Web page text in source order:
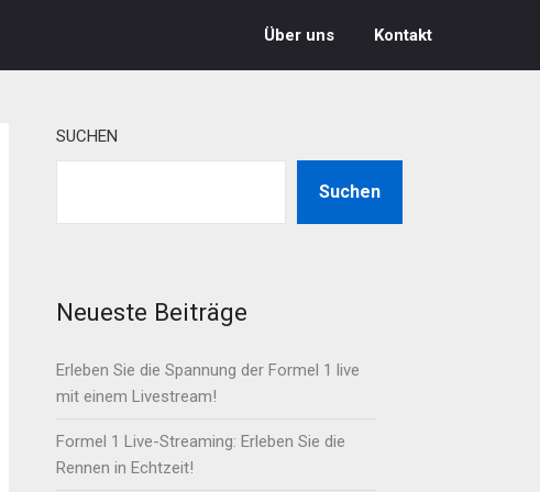
Über uns Kontakt
SUCHEN
Suchen
Neueste Beiträge
Erleben Sie die Spannung der Formel 1 live
mit einem Livestream!
Formel 1 Live-Streaming: Erleben Sie die
Rennen in Echtzeit!